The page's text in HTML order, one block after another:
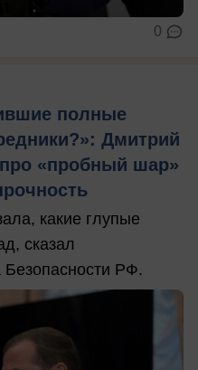
0
полные
Дмитрий
«пробный шар»
какие глупые
сказал
Безопасности РФ.